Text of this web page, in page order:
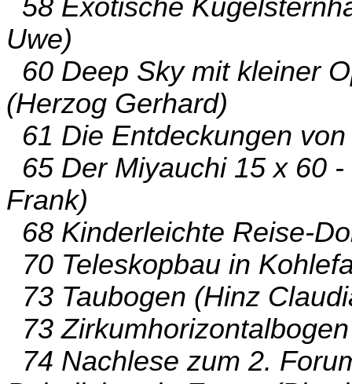
58 Exotische
Uwe)
60 Deep Sky mit kleiner
(Herzog Gerhard)
61 Die Entdeckungen
65 Der Miyauchi 15 x 60
Frank)
68 Kinderleichte Reise-
70 Teleskopbau in
73 Taubogen (Hinz
73
74 Nachlese zum 2.